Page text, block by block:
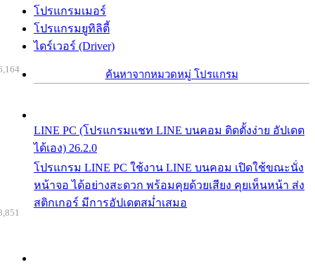
โปรแกรมเมอร์
โปรแกรมยูทิลิตี้
ไดร์เวอร์ (Driver)
ค้นหาจากหมวดหมู่ โปรแกรม
LINE PC (โปรแกรมแชท LINE บนคอม ติดตั้งง่าย อัปเดต
ได้เอง) 26.2.0
โปรแกรม LINE PC ใช้งาน LINE บนคอม เปิดใช้ขณะนั่ง
หน้าจอ ได้อย่างสะดวก พร้อมคุยด้วยเสียง คุยเห็นหน้า ส่ง
สติกเกอร์ มีการอัปเดตสม่ำเสมอ